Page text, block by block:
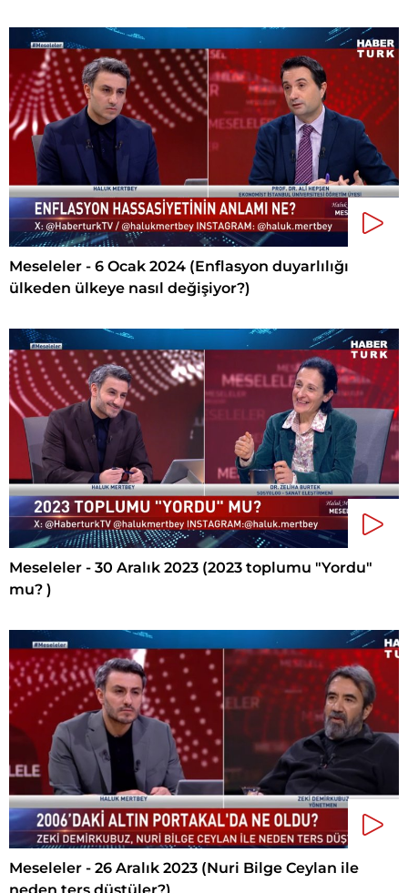
Meseleler - 6 Ocak 2024 (Enflasyon duyarlılığı
ülkeden ülkeye nasıl değişiyor?)
Meseleler - 30 Aralık 2023 (2023 toplumu "Yordu"
mu? )
Meseleler - 26 Aralık 2023 (Nuri Bilge Ceylan ile